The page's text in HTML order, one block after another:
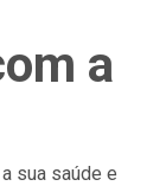
a
sua saúde e